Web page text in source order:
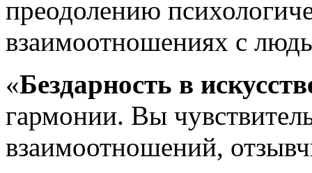
преодолению
взаимоотношениях с
«Бездарность в
гармонии. Вы
взаимоотношений,